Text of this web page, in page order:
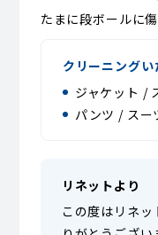
たまに段ボールに
クリーニング
ジャケット /
パンツ / スー
リネットより
この度はリネ